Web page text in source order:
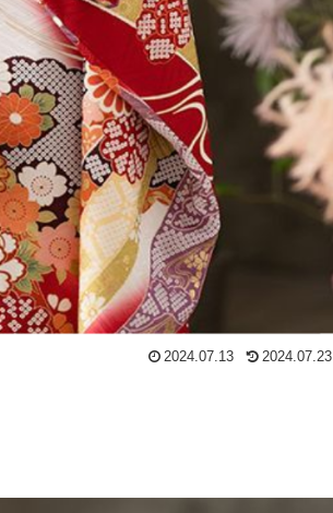
2024.07.13 2024.07.23